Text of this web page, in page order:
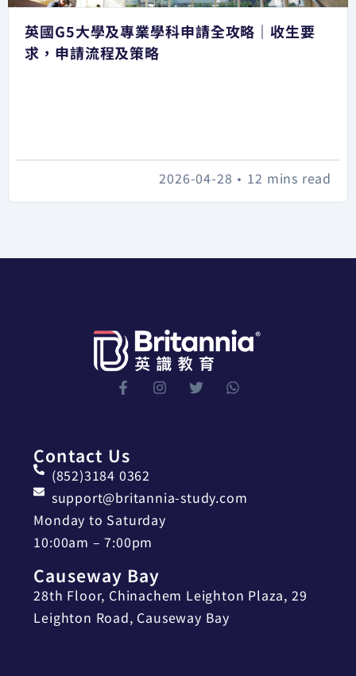
英國G5大學及專業學科申請全攻略｜收生要
求，申請流程及策略
12 mins read
•
2026-04-28
Contact Us
(852)3184 0362
support@britannia-study.com
Monday to Saturday
10:00am – 7:00pm
Causeway Bay
28th Floor, Chinachem Leighton Plaza, 29
Leighton Road, Causeway Bay